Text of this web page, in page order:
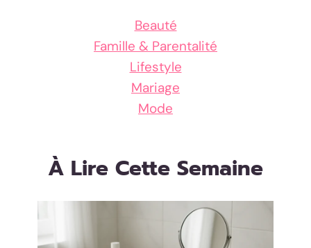
Beauté
Famille & Parentalité
Lifestyle
Mariage
Mode
À Lire Cette Semaine